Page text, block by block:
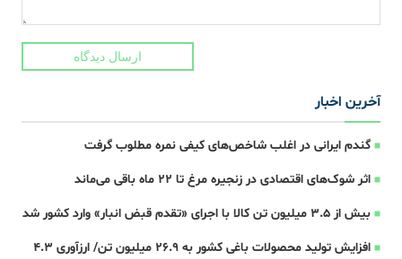
ارسال دیدگاه
آخرین اخبار
گندم ایرانی در اغلب شاخص‌های کیفی نمره مطلوب گرفت
اثر شوک‌های اقتصادی در زنجیره مرغ تا 22 ماه باقی می‌ماند
بیش از ۳.۵ میلیون تن کالا با اجرای «تقدم قبض انبار» وارد کشور شد
افزایش تولید محصولات باغی کشور به ۲۶.۹ میلیون تن/ ارزآوری ۴.۳